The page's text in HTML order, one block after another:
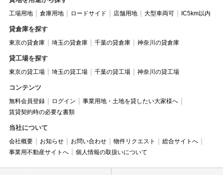
工場用地 倉庫用地 ロードサイド 店舗用地 大型車両可 IC5km以内
貸倉庫を探す
東京の貸倉庫 埼玉の貸倉庫 千葉の貸倉庫 神奈川の貸倉庫
貸工場を探す
東京の貸工場 埼玉の貸工場 千葉の貸工場 神奈川の貸工場
コンテンツ
無料会員登録 ログイン
事業用地・土地を貸したい大家様へ
賃貸契約時の必要な書類
当社について
会社概要 お知らせ お問い合わせ 物件リクエスト
総合サイトへ
事業用不動産サイトへ
個人情報の取扱いについて